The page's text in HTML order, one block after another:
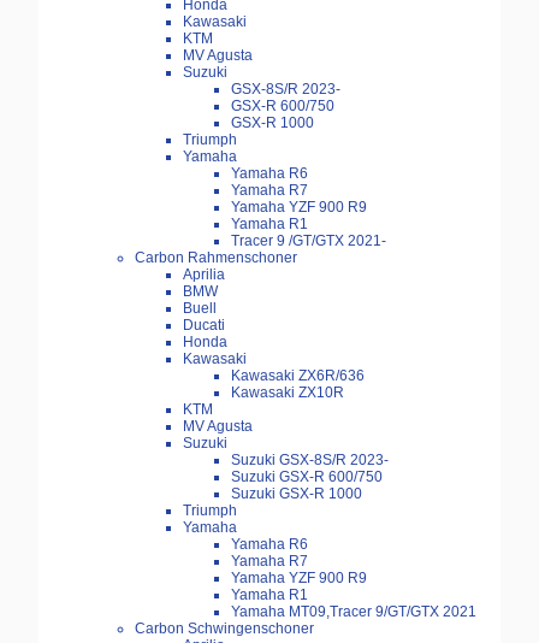
Honda
Kawasaki
KTM
MV Agusta
Suzuki
GSX-8S/R 2023-
GSX-R 600/750
GSX-R 1000
Triumph
Yamaha
Yamaha R6
Yamaha R7
Yamaha YZF 900 R9
Yamaha R1
Tracer 9 /GT/GTX 2021-
Carbon Rahmenschoner
Aprilia
BMW
Buell
Ducati
Honda
Kawasaki
Kawasaki ZX6R/636
Kawasaki ZX10R
KTM
MV Agusta
Suzuki
Suzuki GSX-8S/R 2023-
Suzuki GSX-R 600/750
Suzuki GSX-R 1000
Triumph
Yamaha
Yamaha R6
Yamaha R7
Yamaha YZF 900 R9
Yamaha R1
Yamaha MT09,Tracer 9/GT/GTX 2021
Carbon Schwingenschoner